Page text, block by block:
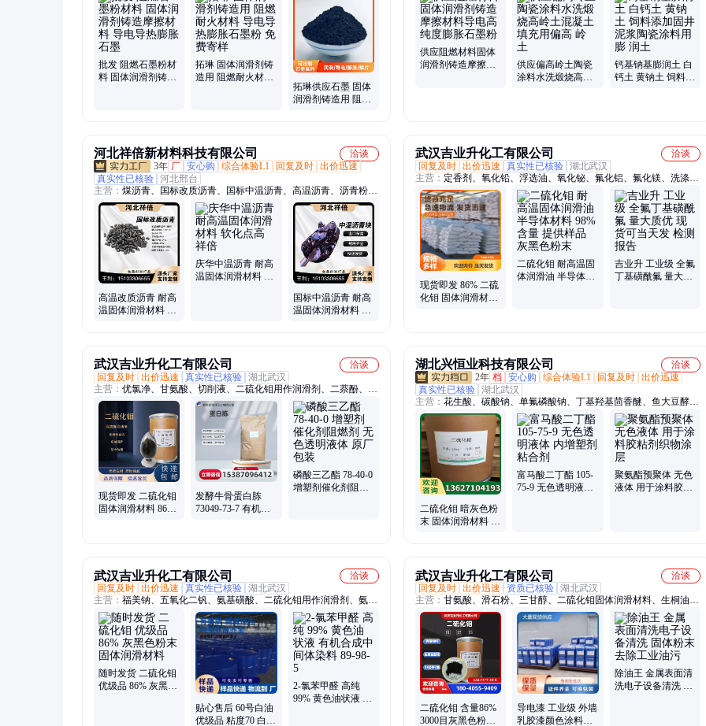
母片、云母粉、电气石、电气石粉、电气石颗粒、天然云母片、透明
云母片、导热石墨、绝缘云母片、耐高温云母、云母板、岩片、贝壳
片、膨润土、钙基膨润土、纳基膨润土
批发 阻燃石墨粉材
料 固体润滑剂铸造
拓琳 固体润滑剂铸
造用 阻燃耐火材料
拓琳供应石墨 固体
润滑剂铸造用 阻燃
酸钙、铝矾土、重晶石粉、石英砂、沸石粉、海泡石
供应阻燃材料固体
润滑剂铸造摩擦材
供应偏高岭土陶瓷
涂料水洗煅烧高岭
钙基钠基膨润土 白
钙土 黄钠土 饲料添
河北祥倍新材料科技有限公司
洽谈
3年 厂 安心购 综合体验L1 回复及时 出价迅速
真实性已核验 河北邢台
主营： 煤沥青、国标改质沥青、国标中温沥青、高温沥青、沥青粉、
中温沥青、改质沥青、球沥青、煤焦沥青、煤沥青片、液体沥青、石
油沥青、高温沥青块、沥青块、沥青片、石油沥青片、沥青漆、蒽
油、煤焦油、炭黑油、中温沥青液、环氧煤沥青漆、改制沥青、煤沥
青块
高温改质沥青 耐高
温固体润滑材料 可
庆华中温沥青 耐高
温固体润滑材料 软
国标中温沥青 耐高
温固体润滑材料 适
武汉吉业升化工有限公司
洽谈
回复及时 出价迅速 真实性已核验 湖北武汉
主营： 定香剂、氧化铅、浮选油、氧化铋、氟化铝、氟化镁、洗涤
剂、异丙醇、漂粉精、漂白粉、白僵菌、乙酸钡、氟化钙、水杨酸、
松醇油、碳酸钡、醋酸钡、95福美钠、苯丙乳液、三乙二醇、鱼虾养
殖、单乙醇胺、三乙醇胺、氯偏乳液、快干水泥
现货即发 86% 二硫
化钼 固体润滑材料
二硫化钼 耐高温固
体润滑油 半导体材
吉业升 工业级 全氟
丁基磺酰氟 量大质
武汉吉业升化工有限公司
洽谈
回复及时 出价迅速 真实性已核验 湖北武汉
主营： 优氯净、甘氨酸、切削液、二硫化钼用作润滑剂、二萘酚、桦
焦油、甘露醇、水杨酸、硫酸锰、平平加、肌氨酸、磷酸氢、磷酸
镁、牛磺酸、磷酸铁、铵明矾、蛋白胨、碳酸镁、磷酸铝、戊二醛、
氯化锰、纤维素、黄糊精、硫化钠、硫化钡、木质素
现货即发 二硫化钼
固体润滑材料 86%
发酵牛骨蛋白胨
73049-73-7 有机氮
磷酸三乙酯 78-40-0
增塑剂催化剂阻燃
湖北兴恒业科技有限公司
洽谈
2年 档 安心购 综合体验L1 回复及时 出价迅速
真实性已核验 湖北武汉
主营： 花生酸、碳酸钠、单氟磷酸钠、丁基羟基茴香醚、鱼大豆酵母
原料
二硫化钼 暗灰色粉
末 固体润滑材料 有
富马酸二丁酯 105-
75-9 无色透明液体
聚氨酯预聚体 无色
液体 用于涂料胶粘
武汉吉业升化工有限公司
洽谈
回复及时 出价迅速 真实性已核验 湖北武汉
主营： 福美钠、五氧化二钒、氨基磺酸、二硫化钼用作润滑剂、氨基
化锂、焦性没食子酸、次氯酸钙、漂粉精、酪蛋白胨、甘油、九水硫
化钠、牛油脂肪酸、酵母膏、氟硅酸钠、单乙醇胺、氢氧化钾、氟化
钠、氟化钙、氧化铅、油酸钠、偏钒酸铵、氢氧化钡、EVA乳液、二
硫化钼、氟化氢钾
随时发货 二硫化钼
优级品 86% 灰黑色
贴心售后 60号白油
优级品 粘度70 白色
2-氯苯甲醛 高纯
99% 黄色油状液 有
武汉吉业升化工有限公司
洽谈
回复及时 出价迅速 资质已核验 湖北武汉
主营： 甘氨酸、滑石粉、三甘醇、二硫化钼固体润滑材料、生桐油、
水杨酸、葡聚糖、石英砂、薄荷脑、苯甲醇、平平加、丁酸钠、磷酸
氢、扩散剂、漂白精、硬脂酸、消泡剂、蛋白胨、硫化锌、磷酸铁、
黄糊精、硫酸钾、磷酸铝、磷铁粉、雷米邦、氧化铅
二硫化钼 含量86%
3000目灰黑色粉末
导电漆 工业级 外墙
乳胶漆颜色涂料真
除油王 金属表面清
洗电子设备清洗 固